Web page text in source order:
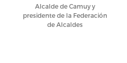
Alcalde de Camuy y
presidente de la Federación
de Alcaldes